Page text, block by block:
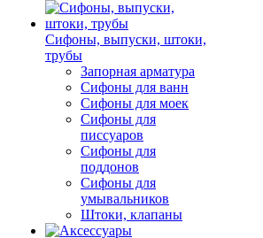
Сифоны, выпуски, штоки,
трубы
Запорная арматура
Сифоны для ванн
Сифоны для моек
Сифоны для
писсуаров
Сифоны для
поддонов
Сифоны для
умывальников
Штоки, клапаны